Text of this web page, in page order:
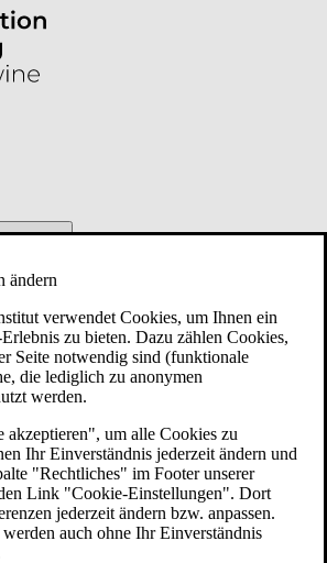
ändern
verwendet Cookies, um Ihnen ein
zu bieten. Dazu zählen Cookies,
Seite notwendig sind (funktionale
die lediglich zu anonymen
werden.
um alle Cookies zu
Ihr Einverständnis jederzeit ändern und
"Rechtliches" im Footer unserer
Link "Cookie-Einstellungen". Dort
jederzeit ändern bzw. anpassen.
auch ohne Ihr Einverständnis